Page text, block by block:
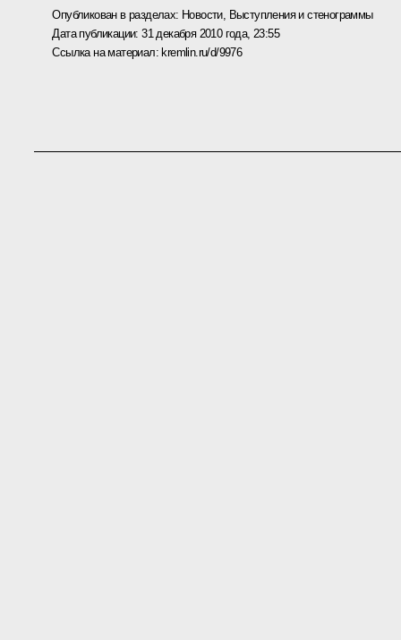
Опубликован в разделах: Новости, Выступления и стенограммы
Дата публикации:31 декабря 2010 года, 23:55
Ссылка на материал:kremlin.ru/d/9976